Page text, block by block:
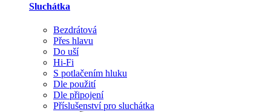
Sluchátka
Bezdrátová
Přes hlavu
Do uší
Hi-Fi
S potlačením hluku
Dle použití
Dle připojení
Příslušenství pro sluchátka